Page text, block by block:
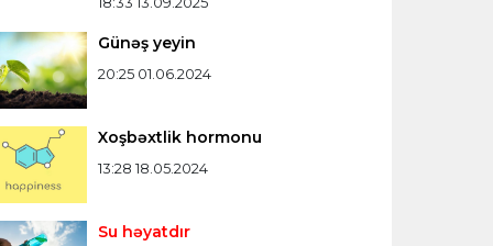
xəbərlər >>>
Günəş yeyin
20:25 01.06.2024
Xoşbəxtlik hormonu
13:28 18.05.2024
Su həyatdır